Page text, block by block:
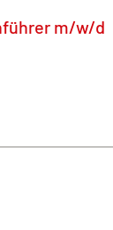
m/w/d